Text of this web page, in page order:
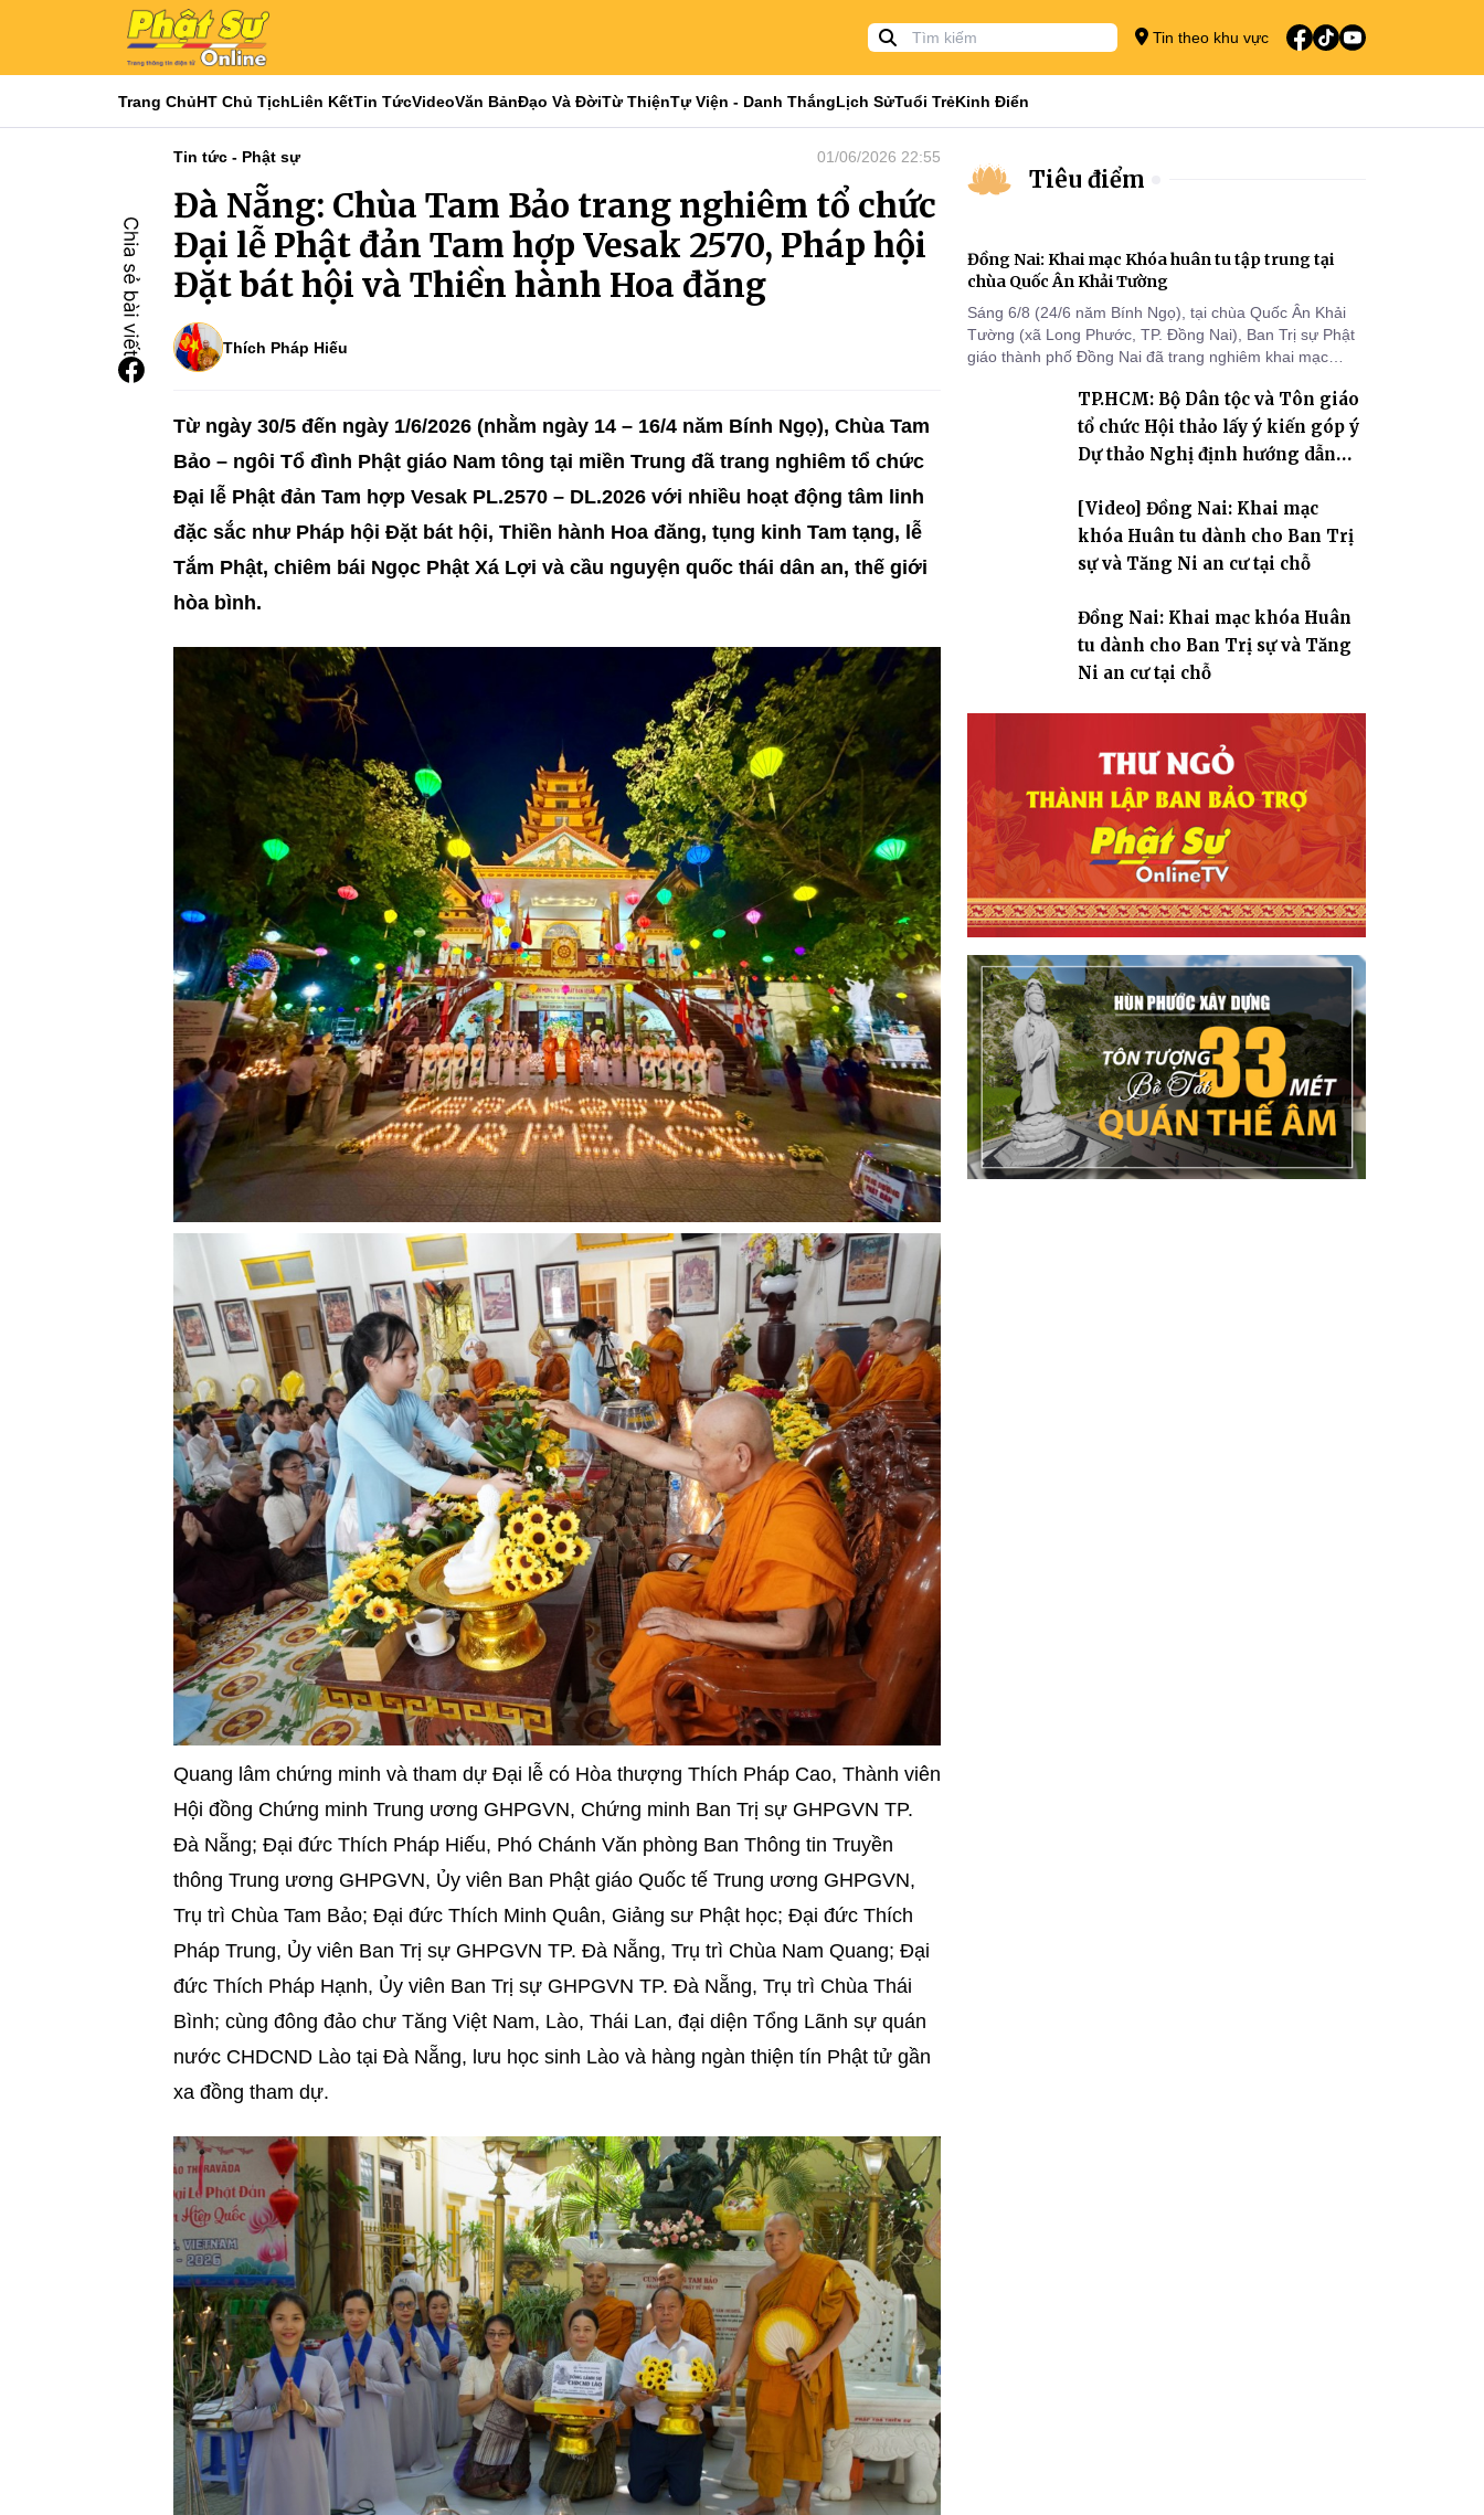
Tin theo khu vực
Trang ChủHT Chủ TịchLiên KếtTin TứcVideoVăn BảnĐạo Và ĐờiTừ ThiệnTự Viện - Danh ThắngLịch SửTuổi TrẻKinh Điển
Tin tức - Phật sự 01/06/2026 22:55
Đà Nẵng: Chùa Tam Bảo trang nghiêm tổ chức
Đại lễ Phật đản Tam hợp Vesak 2570, Pháp hội
Đặt bát hội và Thiền hành Hoa đăng
Thích Pháp Hiếu
Từ ngày 30/5 đến ngày 1/6/2026 (nhằm ngày 14 – 16/4 năm Bính Ngọ), Chùa Tam
Bảo – ngôi Tổ đình Phật giáo Nam tông tại miền Trung đã trang nghiêm tổ chức
Đại lễ Phật đản Tam hợp Vesak PL.2570 – DL.2026 với nhiều hoạt động tâm linh
đặc sắc như Pháp hội Đặt bát hội, Thiền hành Hoa đăng, tụng kinh Tam tạng, lễ
Tắm Phật, chiêm bái Ngọc Phật Xá Lợi và cầu nguyện quốc thái dân an, thế giới
hòa bình.
Quang lâm chứng minh và tham dự Đại lễ có Hòa thượng Thích Pháp Cao, Thành viên
Hội đồng Chứng minh Trung ương GHPGVN, Chứng minh Ban Trị sự GHPGVN TP.
Đà Nẵng; Đại đức Thích Pháp Hiếu, Phó Chánh Văn phòng Ban Thông tin Truyền
thông Trung ương GHPGVN, Ủy viên Ban Phật giáo Quốc tế Trung ương GHPGVN,
Trụ trì Chùa Tam Bảo; Đại đức Thích Minh Quân, Giảng sư Phật học; Đại đức Thích
Pháp Trung, Ủy viên Ban Trị sự GHPGVN TP. Đà Nẵng, Trụ trì Chùa Nam Quang; Đại
đức Thích Pháp Hạnh, Ủy viên Ban Trị sự GHPGVN TP. Đà Nẵng, Trụ trì Chùa Thái
Bình; cùng đông đảo chư Tăng Việt Nam, Lào, Thái Lan, đại diện Tổng Lãnh sự quán
nước CHDCND Lào tại Đà Nẵng, lưu học sinh Lào và hàng ngàn thiện tín Phật tử gần
xa đồng tham dự.
Tiêu điểm
Đồng Nai: Khai mạc Khóa huân tu tập trung tại
chùa Quốc Ân Khải Tường
Sáng 6/8 (24/6 năm Bính Ngọ), tại chùa Quốc Ân Khải
Tường (xã Long Phước, TP. Đồng Nai), Ban Trị sự Phật
giáo thành phố Đồng Nai đã trang nghiêm khai mạc
2570 dành cho chư Tăng hành giả an cư tại chỗ khu vực
VII, VIII và trường hạ chùa Quốc Ân Khải Tường.
TP.HCM: Bộ Dân tộc và Tôn giáo
tổ chức Hội thảo lấy ý kiến góp ý
Dự thảo Nghị định hướng dẫn
giáo
[Video] Đồng Nai: Khai mạc
khóa Huân tu dành cho Ban Trị
sự và Tăng Ni an cư tại chỗ
Đồng Nai: Khai mạc khóa Huân
tu dành cho Ban Trị sự và Tăng
Ni an cư tại chỗ